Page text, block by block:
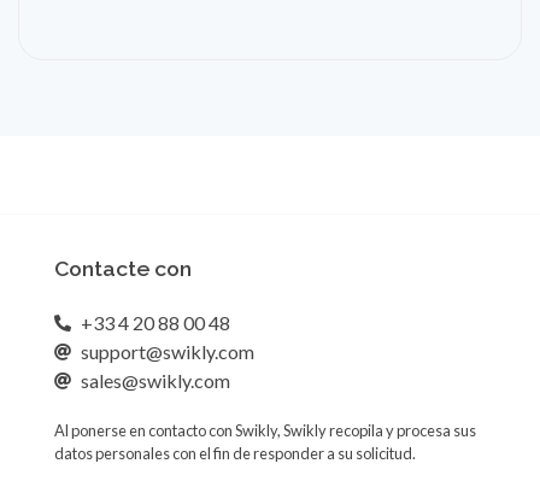
Contacte con
+33 4 20 88 00 48
support@swikly.com
sales@swikly.com
Al ponerse en contacto con Swikly, Swikly recopila y procesa sus
datos personales con el fin de responder a su solicitud.